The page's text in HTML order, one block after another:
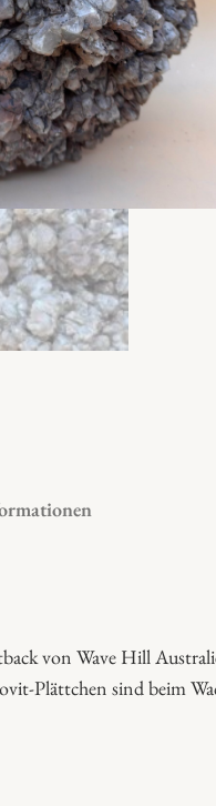
von Wave Hill
Plättchen sind beim